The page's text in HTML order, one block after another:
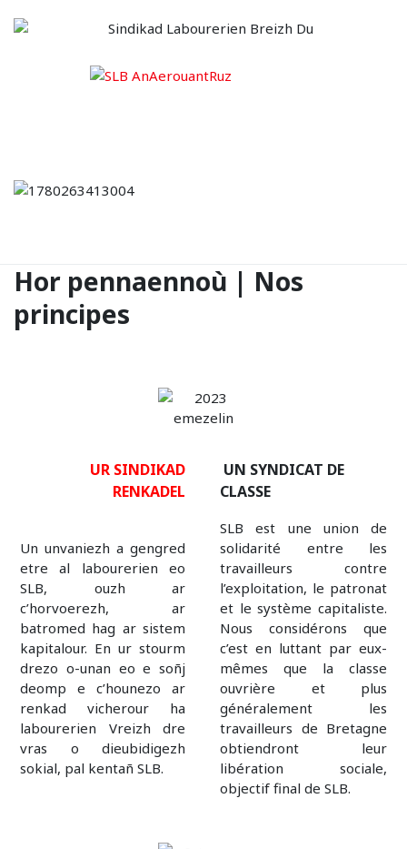
Hor pennaennoù | Nos
principes
UR SINDIKAD
RENKADEL
UN SYNDICAT DE
CLASSE
Un unvaniezh a gengred
etre al labourerien eo
SLB, ouzh ar
c’horvoerezh, ar
batromed hag ar sistem
kapitalour. En ur stourm
drezo o-unan eo e soñj
deomp e c’hounezo ar
renkad vicherour ha
labourerien Vreizh dre
vras o dieubidigezh
sokial, pal kentañ SLB.
SLB est une union de
solidarité entre les
travailleurs contre
l’exploitation, le patronat
et le système capitaliste.
Nous considérons que
c’est en luttant par eux-
mêmes que la classe
ouvrière et plus
généralement les
travailleurs de Bretagne
obtiendront leur
libération sociale,
objectif final de SLB.